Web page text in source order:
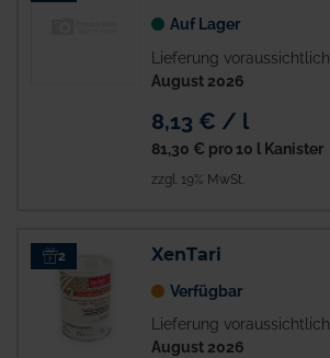
Auf Lager
Lieferung voraussichtlich
August 2026
8,13 € / l
81,30 € pro 10 l Kanister
zzgl. 19% MwSt.
2 XenTari
Verfügbar
Lieferung voraussichtlich
August 2026